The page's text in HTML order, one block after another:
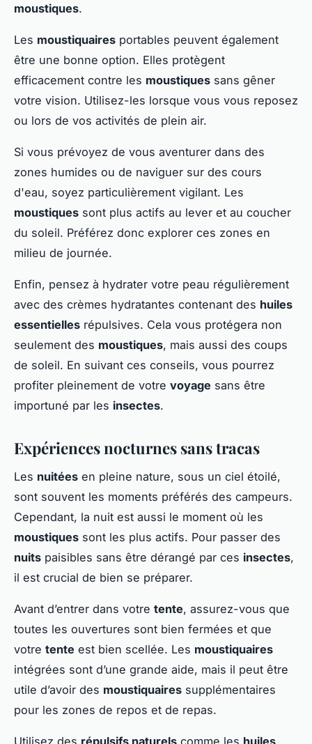
moustiques.
Les moustiquaires portables peuvent également
être une bonne option. Elles protègent
efficacement contre les moustiques sans gêner
votre vision. Utilisez-les lorsque vous vous reposez
ou lors de vos activités de plein air.
Si vous prévoyez de vous aventurer dans des
zones humides ou de naviguer sur des cours
d'eau, soyez particulièrement vigilant. Les
moustiques sont plus actifs au lever et au coucher
du soleil. Préférez donc explorer ces zones en
milieu de journée.
Enfin, pensez à hydrater votre peau régulièrement
avec des crèmes hydratantes contenant des huiles
essentielles répulsives. Cela vous protégera non
seulement des moustiques, mais aussi des coups
de soleil. En suivant ces conseils, vous pourrez
profiter pleinement de votre voyage sans être
importuné par les insectes.
Expériences nocturnes sans tracas
Les nuitées en pleine nature, sous un ciel étoilé,
sont souvent les moments préférés des campeurs.
Cependant, la nuit est aussi le moment où les
moustiques sont les plus actifs. Pour passer des
nuits paisibles sans être dérangé par ces insectes,
il est crucial de bien se préparer.
Avant d’entrer dans votre tente, assurez-vous que
toutes les ouvertures sont bien fermées et que
votre tente est bien scellée. Les moustiquaires
intégrées sont d’une grande aide, mais il peut être
utile d’avoir des moustiquaires supplémentaires
pour les zones de repos et de repas.
Utilisez des répulsifs naturels comme les huiles